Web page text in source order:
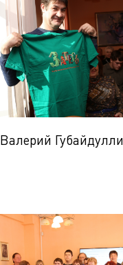
Валерий